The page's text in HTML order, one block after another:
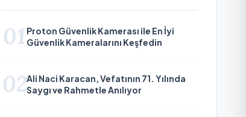
01 Proton Güvenlik Kamerası ile En İyi
Güvenlik Kameralarını Keşfedin
02Ali Naci Karacan, Vefatının 71. Yılında
Saygı ve Rahmetle Anılıyor